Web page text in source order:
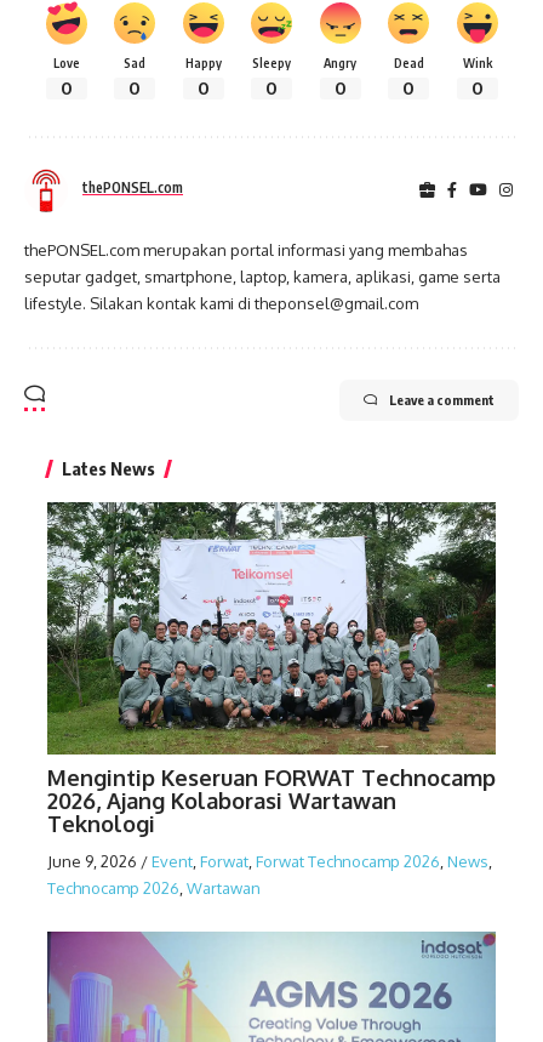
Love
0
Sad
0
Happy
0
Sleepy
0
Angry
0
Dead
0
Wink
0
thePONSEL.com
thePONSEL.com merupakan portal informasi yang membahas
seputar gadget, smartphone, laptop, kamera, aplikasi, game serta
lifestyle. Silakan kontak kami di theponsel@gmail.com
Leave a comment
Lates News
Mengintip Keseruan FORWAT Technocamp
2026, Ajang Kolaborasi Wartawan
Teknologi
June 9, 2026 /Event,Forwat,Forwat Technocamp 2026,News,
Technocamp 2026,Wartawan